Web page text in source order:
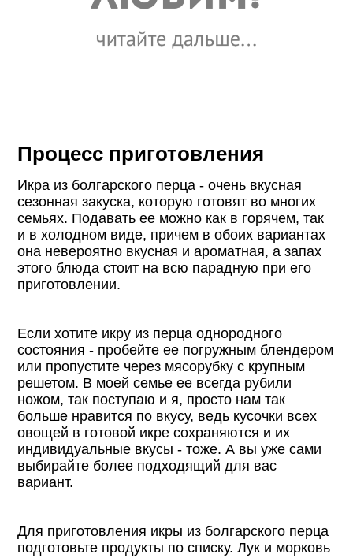
Процесс приготовления
Икра из болгарского перца - очень вкусная
сезонная закуска, которую готовят во многих
семьях. Подавать ее можно как в горячем, так
и в холодном виде, причем в обоих вариантах
она невероятно вкусная и ароматная, а запах
этого блюда стоит на всю парадную при его
приготовлении.
Если хотите икру из перца однородного
состояния - пробейте ее погружным блендером
или пропустите через мясорубку с крупным
решетом. В моей семье ее всегда рубили
ножом, так поступаю и я, просто нам так
больше нравится по вкусу, ведь кусочки всех
овощей в готовой икре сохраняются и их
индивидуальные вкусы - тоже. А вы уже сами
выбирайте более подходящий для вас
вариант.
Для приготовления икры из болгарского перца
подготовьте продукты по списку. Лук и морковь